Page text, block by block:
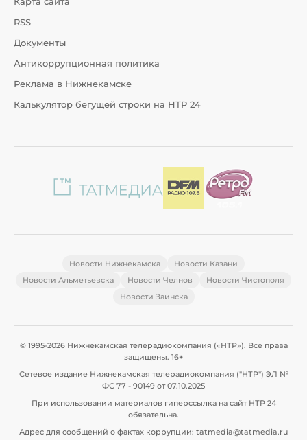
RSS
Документы
Антикоррупционная политика
Реклама в Нижнекамске
Калькулятор бегущей строки на НТР 24
Новости Нижнекамска
Новости Казани
Новости Альметьевска
Новости Челнов
Новости Чистополя
Новости Заинска
© 1995-2026 Нижнекамская телерадиокомпания («НТР»). Все права
защищены. 16+
Сетевое издание Нижнекамская телерадиокомпания ("НТР") ЭЛ №
ФС 77 - 90149 от 07.10.2025
При использовании материалов гиперссылка на сайт НТР 24
обязательна.
Адрес для сообщений о фактах коррупции: tatmedia@tatmedia.ru